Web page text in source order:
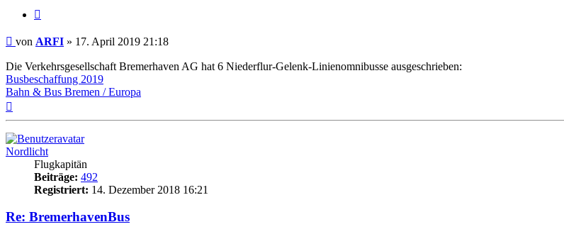
Ungelesener
von ARFI » 17. April 2019 21:18
Die Verkehrsgesellschaft Bremerhaven AG hat 6 Niederflur-Gelenk-Linienomnibusse ausgeschrieben:
Busbeschaffung 2019
Bahn & Bus Bremen / Europa
Nordlicht
Flugkapitän
Beiträge: 492
Registriert: 14. Dezember 2018 16:21
Re: BremerhavenBus